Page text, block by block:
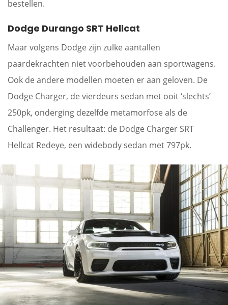
bestellen.
Dodge Durango SRT Hellcat
Maar volgens Dodge zijn zulke aantallen
paardekrachten niet voorbehouden aan sportwagens.
Ook de andere modellen moeten er aan geloven. De
Dodge Charger, de vierdeurs sedan met ooit ‘slechts’
250pk, onderging dezelfde metamorfose als de
Challenger. Het resultaat: de Dodge Charger SRT
Hellcat Redeye, een widebody sedan met 797pk.